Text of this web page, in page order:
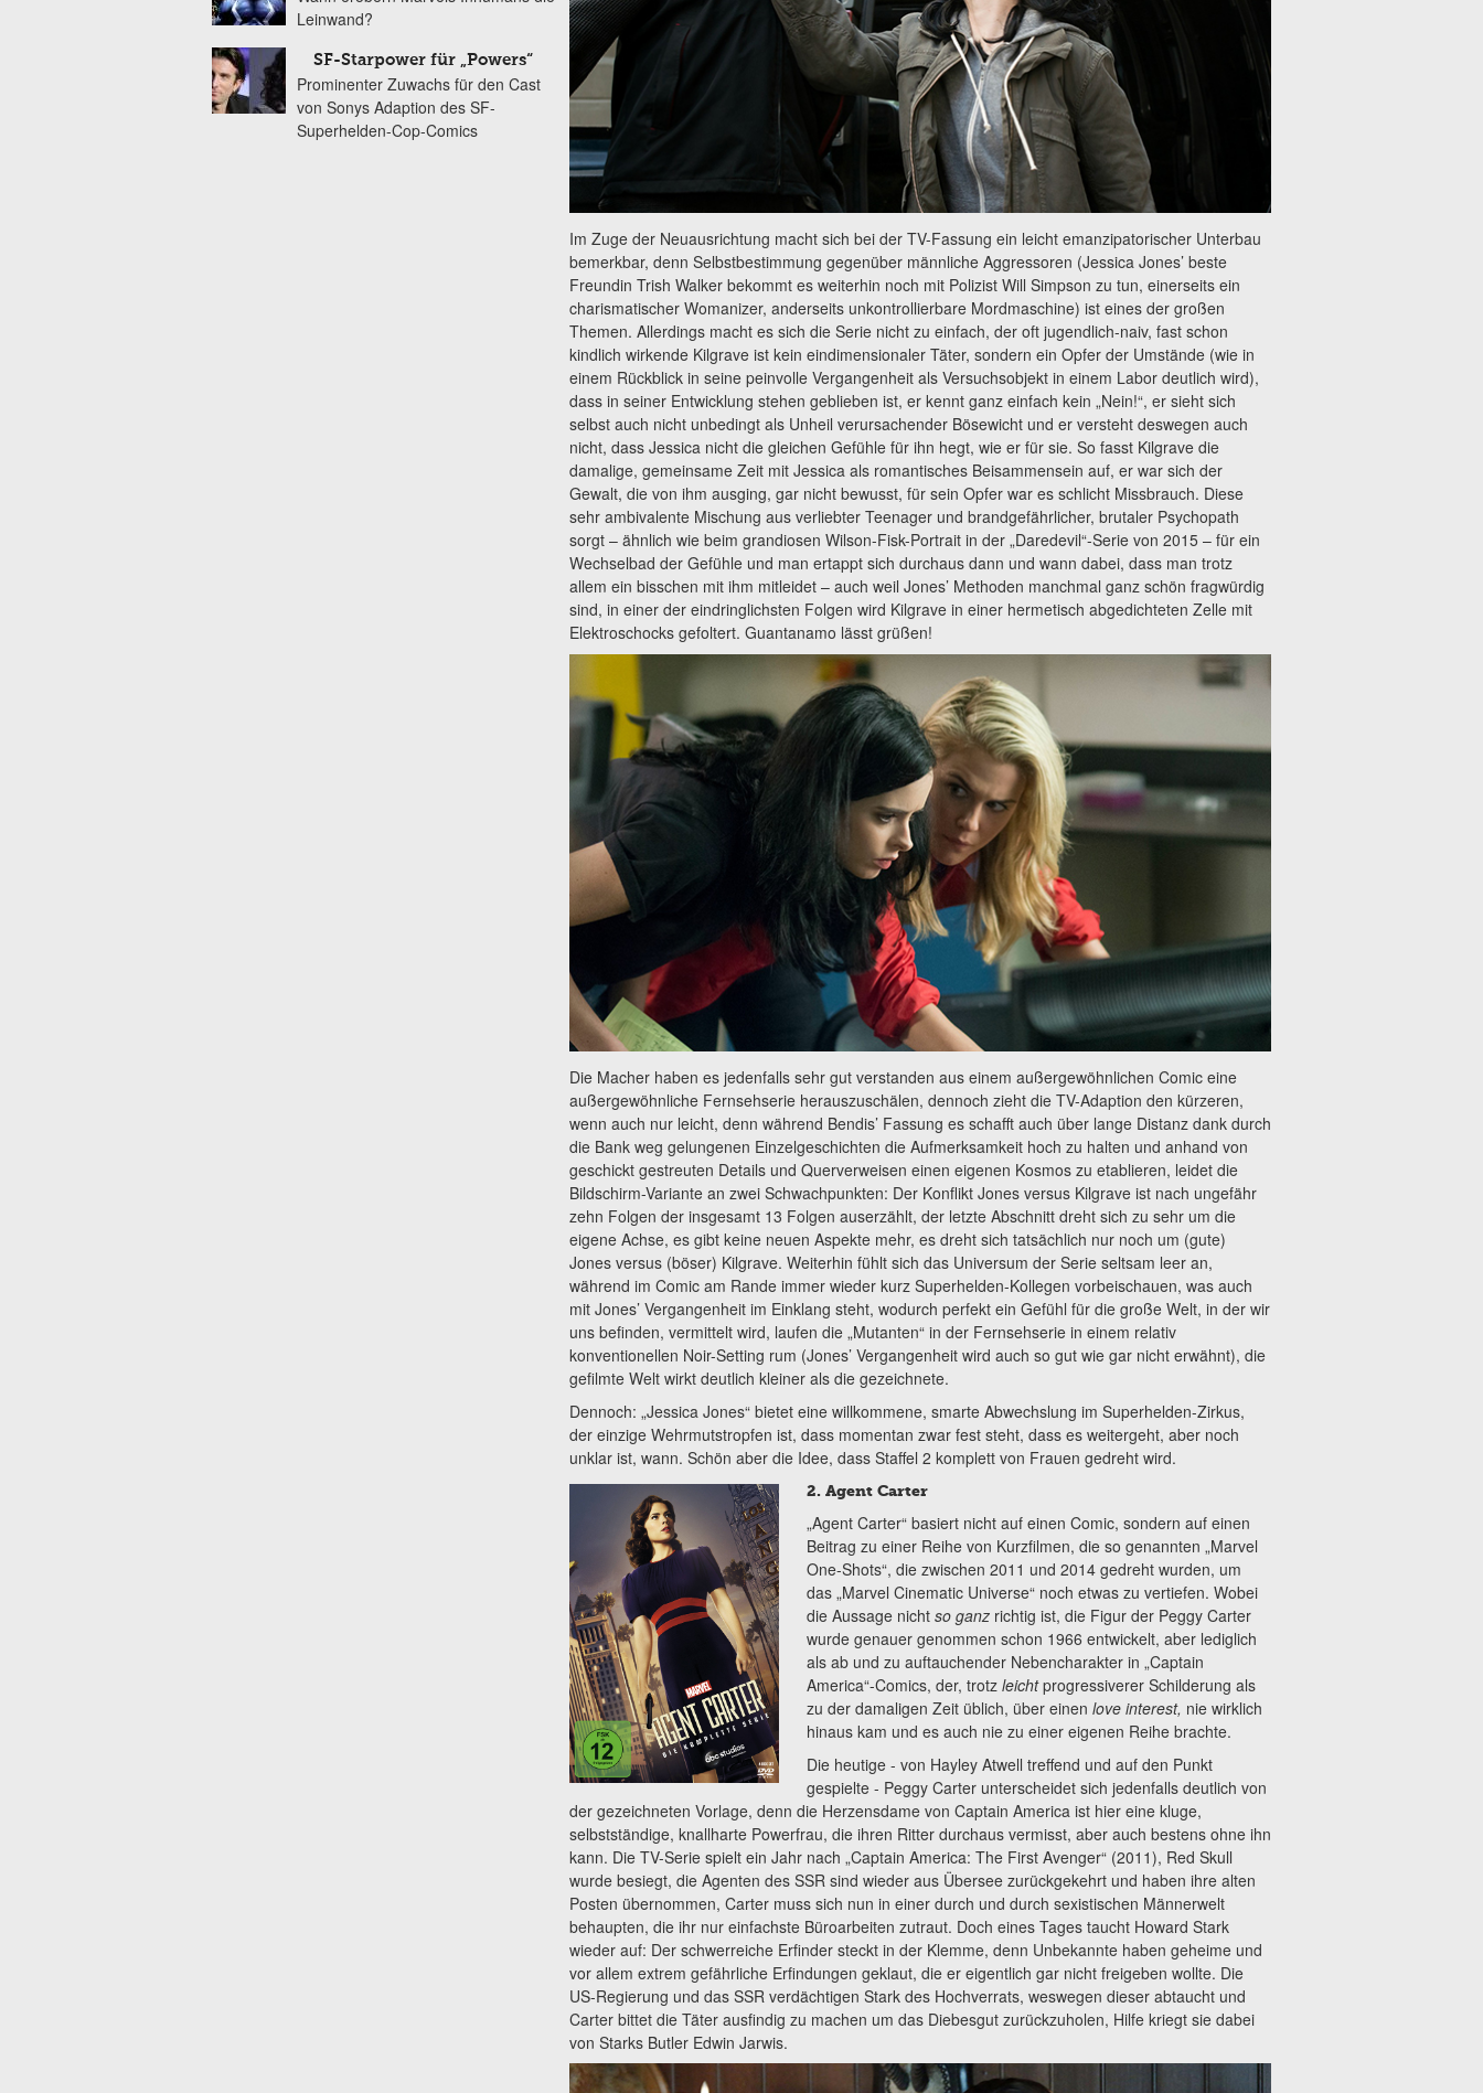
Im Zuge der Neuausrichtung macht sich bei der TV-Fassung ein leicht emanzipatorischer Unterbau
bemerkbar, denn Selbstbestimmung gegenüber männliche Aggressoren (Jessica Jones’ beste
Freundin Trish Walker bekommt es weiterhin noch mit Polizist Will Simpson zu tun, einerseits ein
charismatischer Womanizer, anderseits unkontrollierbare Mordmaschine) ist eines der großen
Themen. Allerdings macht es sich die Serie nicht zu einfach, der oft jugendlich-naiv, fast schon
kindlich wirkende Kilgrave ist kein eindimensionaler Täter, sondern ein Opfer der Umstände (wie in
einem Rückblick in seine peinvolle Vergangenheit als Versuchsobjekt in einem Labor deutlich wird),
dass in seiner Entwicklung stehen geblieben ist, er kennt ganz einfach kein „Nein!“, er sieht sich
selbst auch nicht unbedingt als Unheil verursachender Bösewicht und er versteht deswegen auch
nicht, dass Jessica nicht die gleichen Gefühle für ihn hegt, wie er für sie. So fasst Kilgrave die
damalige, gemeinsame Zeit mit Jessica als romantisches Beisammensein auf, er war sich der
Gewalt, die von ihm ausging, gar nicht bewusst, für sein Opfer war es schlicht Missbrauch. Diese
sehr ambivalente Mischung aus verliebter Teenager und brandgefährlicher, brutaler Psychopath
sorgt – ähnlich wie beim grandiosen Wilson-Fisk-Portrait in der „Daredevil“-Serie von 2015 – für ein
Wechselbad der Gefühle und man ertappt sich durchaus dann und wann dabei, dass man trotz
allem ein bisschen mit ihm mitleidet – auch weil Jones’ Methoden manchmal ganz schön fragwürdig
sind, in einer der eindringlichsten Folgen wird Kilgrave in einer hermetisch abgedichteten Zelle mit
Elektroschocks gefoltert. Guantanamo lässt grüßen!
Die Macher haben es jedenfalls sehr gut verstanden aus einem außergewöhnlichen Comic eine
außergewöhnliche Fernsehserie herauszuschälen, dennoch zieht die TV-Adaption den kürzeren,
wenn auch nur leicht, denn während Bendis’ Fassung es schafft auch über lange Distanz dank durch
die Bank weg gelungenen Einzelgeschichten die Aufmerksamkeit hoch zu halten und anhand von
geschickt gestreuten Details und Querverweisen einen eigenen Kosmos zu etablieren, leidet die
Bildschirm-Variante an zwei Schwachpunkten: Der Konflikt Jones versus Kilgrave ist nach ungefähr
zehn Folgen der insgesamt 13 Folgen auserzählt, der letzte Abschnitt dreht sich zu sehr um die
eigene Achse, es gibt keine neuen Aspekte mehr, es dreht sich tatsächlich nur noch um (gute)
Jones versus (böser) Kilgrave. Weiterhin fühlt sich das Universum der Serie seltsam leer an,
während im Comic am Rande immer wieder kurz Superhelden-Kollegen vorbeischauen, was auch
mit Jones’ Vergangenheit im Einklang steht, wodurch perfekt ein Gefühl für die große Welt, in der wir
uns befinden, vermittelt wird, laufen die „Mutanten“ in der Fernsehserie in einem relativ
konventionellen Noir-Setting rum (Jones’ Vergangenheit wird auch so gut wie gar nicht erwähnt), die
gefilmte Welt wirkt deutlich kleiner als die gezeichnete.
Dennoch: „Jessica Jones“ bietet eine willkommene, smarte Abwechslung im Superhelden-Zirkus,
der einzige Wehrmutstropfen ist, dass momentan zwar fest steht, dass es weitergeht, aber noch
unklar ist, wann. Schön aber die Idee, dass Staffel 2 komplett von Frauen gedreht wird.
2. Agent Carter
„Agent Carter“ basiert nicht auf einen Comic, sondern auf einen
Beitrag zu einer Reihe von Kurzfilmen, die so genannten „Marvel
One-Shots“, die zwischen 2011 und 2014 gedreht wurden, um
das „Marvel Cinematic Universe“ noch etwas zu vertiefen. Wobei
die Aussage nichtso ganz richtig ist, die Figur der Peggy Carter
wurde genauer genommen schon 1966 entwickelt, aber lediglich
als ab und zu auftauchender Nebencharakter in „Captain
America“-Comics, der, trotzleichtprogressiverer Schilderung als
zu der damaligen Zeit üblich, über einenlove interest, nie wirklich
hinaus kam und es auch nie zu einer eigenen Reihe brachte.
Die heutige - von Hayley Atwell treffend und auf den Punkt
gespielte - Peggy Carter unterscheidet sich jedenfalls deutlich von
der gezeichneten Vorlage, denn die Herzensdame von Captain America ist hier eine kluge,
selbstständige, knallharte Powerfrau, die ihren Ritter durchaus vermisst, aber auch bestens ohne ihn
kann. Die TV-Serie spielt ein Jahr nach „Captain America: The First Avenger“ (2011), Red Skull
wurde besiegt, die Agenten des SSR sind wieder aus Übersee zurückgekehrt und haben ihre alten
Posten übernommen, Carter muss sich nun in einer durch und durch sexistischen Männerwelt
behaupten, die ihr nur einfachste Büroarbeiten zutraut. Doch eines Tages taucht Howard Stark
wieder auf: Der schwerreiche Erfinder steckt in der Klemme, denn Unbekannte haben geheime und
vor allem extrem gefährliche Erfindungen geklaut, die er eigentlich gar nicht freigeben wollte. Die
US-Regierung und das SSR verdächtigen Stark des Hochverrats, weswegen dieser abtaucht und
Carter bittet die Täter ausfindig zu machen um das Diebesgut zurückzuholen, Hilfe kriegt sie dabei
von Starks Butler Edwin Jarwis.
Leinwand?
SF-Starpower für „Powers“
Prominenter Zuwachs für den Cast
von Sonys Adaption des SF-
Superhelden-Cop-Comics